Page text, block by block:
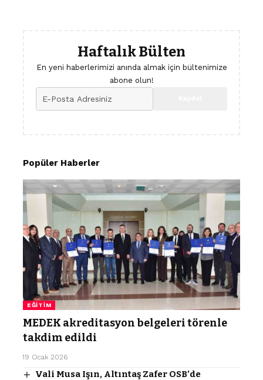
Haftalık Bülten
En yeni haberlerimizi anında almak için bültenimize
abone olun!
Popüler Haberler
EĞITIM
MEDEK akreditasyon belgeleri törenle
takdim edildi
19 Ocak 2026
Vali Musa Işın, Altıntaş Zafer OSB’de